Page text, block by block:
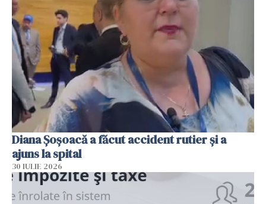
Diana Șoșoacă a făcut accident rutier și a
ajuns la spital
30 IULIE 2026